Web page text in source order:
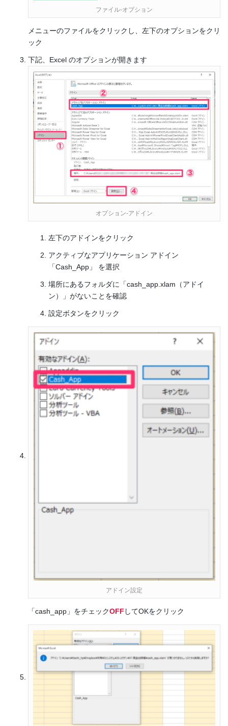
ファイル-オプション
メニューのファイルをクリックし、左下のオプションをクリ
ック
下記、Excel のオプションが開きます
オプション-アドイン
左下のアドインをクリック
アクティブなアプリケーション アドイン
「Cash_App」 を選択
場所にあるフォルダに「cash_app.xlam（アドイ
ン）」がないことを確認
設定ボタンをクリック
アドイン設定
「cash_app」をチェックOFF してOKをクリック